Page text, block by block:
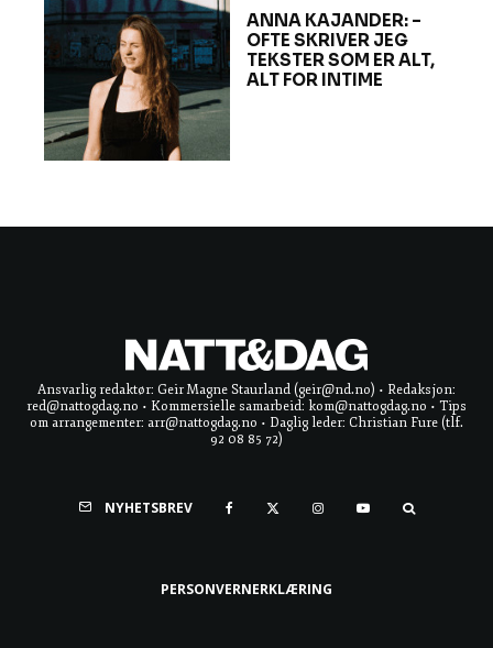
ANNA KAJANDER: –
OFTE SKRIVER JEG
TEKSTER SOM ER ALT,
ALT FOR INTIME
Ansvarlig redaktør: Geir Magne Staurland (geir@nd.no) • Redaksjon:
red@nattogdag.no • Kommersielle samarbeid: kom@nattogdag.no • Tips
om arrangementer: arr@nattogdag.no • Daglig leder: Christian Fure (tlf.
92 08 85 72)
NYHETSBREV
PERSONVERNERKLÆRING